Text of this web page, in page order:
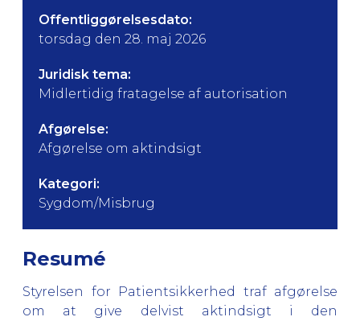
Offentliggørelsesdato:
torsdag den 28. maj 2026
Juridisk tema:
Midlertidig fratagelse af autorisation
Afgørelse:
Afgørelse om aktindsigt
Kategori:
Sygdom/Misbrug
Resumé
Styrelsen for Patientsikkerhed traf afgørelse
om at give delvist aktindsigt i den